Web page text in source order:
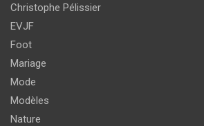
Christophe Pélissier
EVJF
Foot
Mariage
Mode
Modèles
Nature